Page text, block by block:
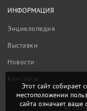
ИНФОРМАЦИЯ
Энциклопедия
Выставки
Новости
Контакты
©
Этот сайт собирает
местоположении
сайта означает ваше